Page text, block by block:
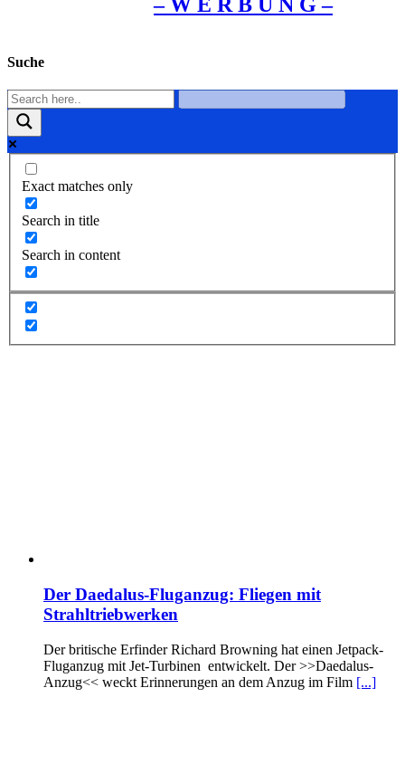
Suche
Exact matches only
Search in title
Search in content
Der Daedalus-Fluganzug: Fliegen mit
Strahltriebwerken
Der britische Erfinder Richard Browning hat einen Jetpack-
Fluganzug mit Jet-Turbinen entwickelt. Der >>Daedalus-
Anzug<< weckt Erinnerungen an dem Anzug im Film [...]